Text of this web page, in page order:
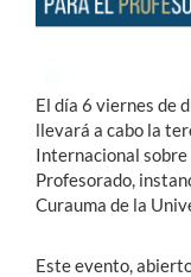
El día 6 viernes de
llevará a cabo la
Internacional
Profesorado,
Curauma de la
Este evento,